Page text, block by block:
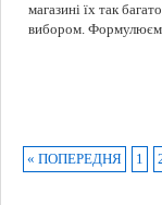
магазині їх так
вибором.
« ПОПЕРЕДНЯ 1